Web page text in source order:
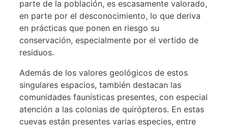
parte de la población, es escasamente valorado,
en parte por el desconocimiento, lo que deriva
en prácticas que ponen en riesgo su
conservación, especialmente por el vertido de
residuos.
Además de los valores geológicos de estos
singulares espacios, también destacan las
comunidades faunísticas presentes, con especial
atención a las colonias de quirópteros. En estas
cuevas están presentes varias especies, entre